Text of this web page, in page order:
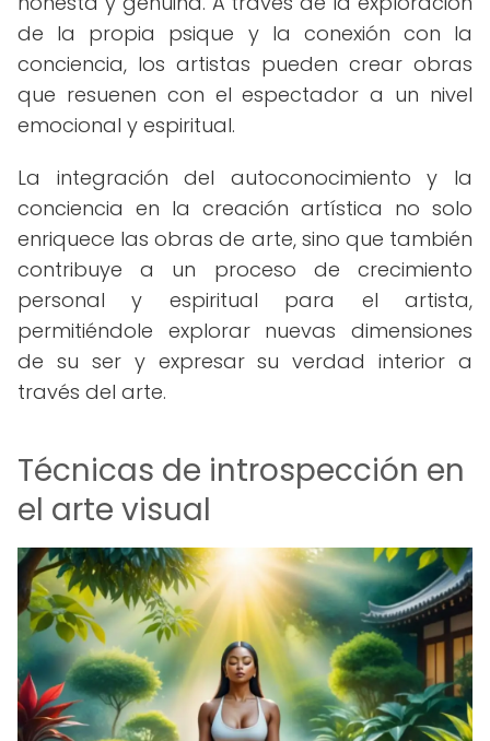
de la propia psique y la conexión con la
conciencia, los artistas pueden crear obras
que resuenen con el espectador a un nivel
emocional y espiritual.
La integración del autoconocimiento y la
conciencia en la creación artística no solo
enriquece las obras de arte, sino que también
contribuye a un proceso de crecimiento
personal y espiritual para el artista,
permitiéndole explorar nuevas dimensiones
de su ser y expresar su verdad interior a
través del arte.
Técnicas de introspección en
el arte visual